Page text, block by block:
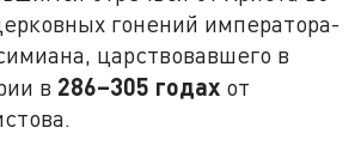
гонений императора-
царствовавшего в
в 286–305 годах от